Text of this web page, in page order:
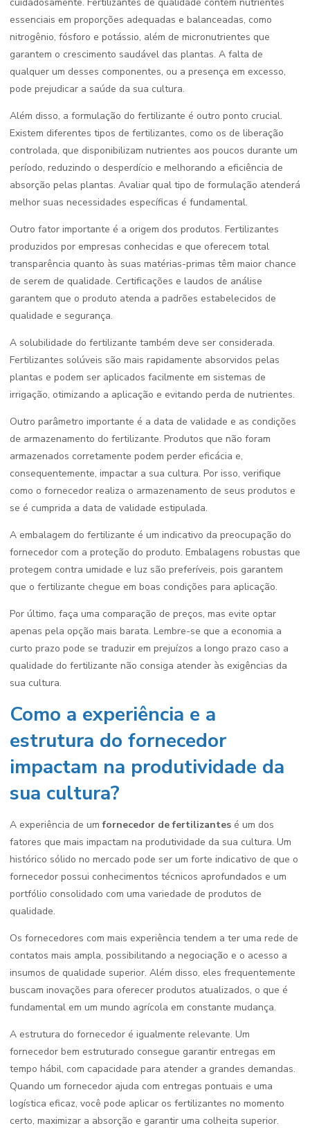
essenciais em proporções adequadas e balanceadas, como
nitrogênio, fósforo e potássio, além de micronutrientes que
garantem o crescimento saudável das plantas. A falta de
qualquer um desses componentes, ou a presença em excesso,
pode prejudicar a saúde da sua cultura.
Além disso, a formulação do fertilizante é outro ponto crucial.
Existem diferentes tipos de fertilizantes, como os de liberação
controlada, que disponibilizam nutrientes aos poucos durante um
período, reduzindo o desperdício e melhorando a eficiência de
absorção pelas plantas. Avaliar qual tipo de formulação atenderá
melhor suas necessidades específicas é fundamental.
Outro fator importante é a origem dos produtos. Fertilizantes
produzidos por empresas conhecidas e que oferecem total
transparência quanto às suas matérias-primas têm maior chance
de serem de qualidade. Certificações e laudos de análise
garantem que o produto atenda a padrões estabelecidos de
qualidade e segurança.
A solubilidade do fertilizante também deve ser considerada.
Fertilizantes solúveis são mais rapidamente absorvidos pelas
plantas e podem ser aplicados facilmente em sistemas de
irrigação, otimizando a aplicação e evitando perda de nutrientes.
Outro parâmetro importante é a data de validade e as condições
de armazenamento do fertilizante. Produtos que não foram
armazenados corretamente podem perder eficácia e,
consequentemente, impactar a sua cultura. Por isso, verifique
como o fornecedor realiza o armazenamento de seus produtos e
se é cumprida a data de validade estipulada.
A embalagem do fertilizante é um indicativo da preocupação do
fornecedor com a proteção do produto. Embalagens robustas que
protegem contra umidade e luz são preferíveis, pois garantem
que o fertilizante chegue em boas condições para aplicação.
Por último, faça uma comparação de preços, mas evite optar
apenas pela opção mais barata. Lembre-se que a economia a
curto prazo pode se traduzir em prejuízos a longo prazo caso a
qualidade do fertilizante não consiga atender às exigências da
sua cultura.
Como a experiência e a
estrutura do fornecedor
impactam na produtividade da
sua cultura?
A experiência de umfornecedor de fertilizantes é um dos
fatores que mais impactam na produtividade da sua cultura. Um
histórico sólido no mercado pode ser um forte indicativo de que o
fornecedor possui conhecimentos técnicos aprofundados e um
portfólio consolidado com uma variedade de produtos de
qualidade.
Os fornecedores com mais experiência tendem a ter uma rede de
contatos mais ampla, possibilitando a negociação e o acesso a
insumos de qualidade superior. Além disso, eles frequentemente
buscam inovações para oferecer produtos atualizados, o que é
fundamental em um mundo agrícola em constante mudança.
A estrutura do fornecedor é igualmente relevante. Um
fornecedor bem estruturado consegue garantir entregas em
tempo hábil, com capacidade para atender a grandes demandas.
Quando um fornecedor ajuda com entregas pontuais e uma
logística eficaz, você pode aplicar os fertilizantes no momento
certo, maximizar a absorção e garantir uma colheita superior.